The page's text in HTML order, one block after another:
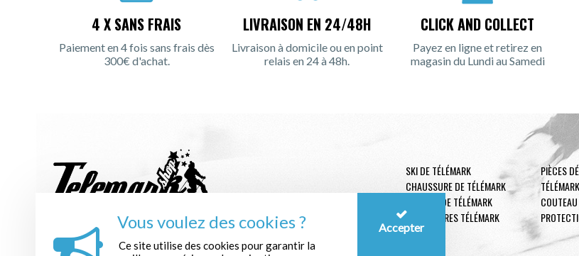
4 X SANS FRAIS
Paiement en 4 fois sans frais dès
300€ d'achat.
LIVRAISON EN 24/48H
Livraison à domicile ou en point
relais en 24 à 48h.
CLICK AND COLLECT
Payez en ligne et retirez en
magasin du Lundi au Samedi
INSCRIPTION À LA NEWSLETTER :
SKI DE TÉLÉMARK
CHAUSSURE DE TÉLÉMARK
FIXATION DE TÉLÉMARK
ACCESSOIRES TÉLÉMARK
PIÈCES
TÉLÉMARK
Vous voulez des cookies ?
Ce site utilise des cookies pour garantir la
Accepter